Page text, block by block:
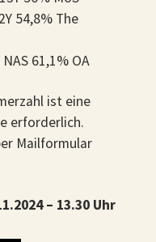
54,8% The
61,1% OA
ist eine
erforderlich.
Mailformular
– 13.30 Uhr